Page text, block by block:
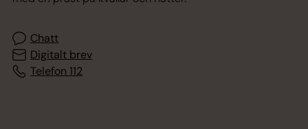
Chatt
Digitalt brev
Telefon 112